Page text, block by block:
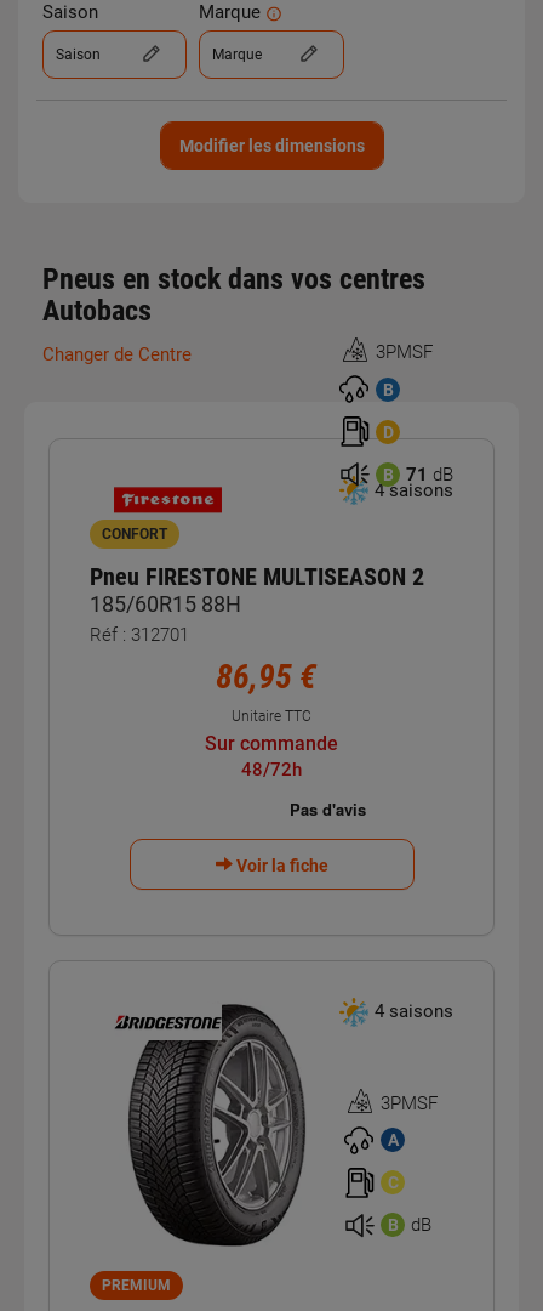
Saison
Saison
Marque
Marque
Modifier les dimensions
Pneus en stock dans vos centres
Autobacs
Changer de Centre
4 saisons
Homologation
3PMSF
3PMSF
B
D
B 71 dB
CONFORT
Pneu FIRESTONE MULTISEASON 2
185/60R15 88H
Réf : 312701
86,95 €
Unitaire TTC
Sur commande
48/72h
Voir la fiche
4 saisons
Homologation
3PMSF
3PMSF
A
C
B dB
PREMIUM